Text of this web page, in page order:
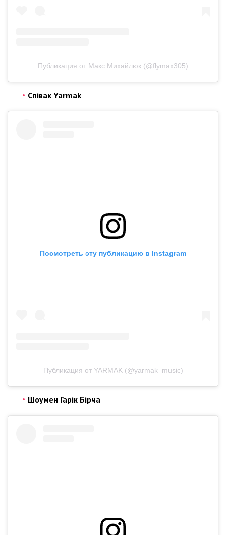
Публикация от Макс Михайлюк (@flymax305)
Співак Yarmak
Посмотреть эту публикацию в Instagram
Публикация от YARMAK (@yarmak_music)
Шоумен Гарік Бірча